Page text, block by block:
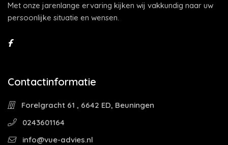
Met onze jarenlange ervaring kijken wij vakkundig naar uw
persoonlijke situatie en wensen.
Contactinformatie
Forelgracht 61 , 6642 ED, Beuningen
0243601164
info@vue-advies.nl